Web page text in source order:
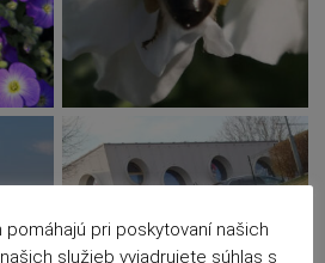
pri poskytovaní našich
služieb vyjadrujete súhlas s